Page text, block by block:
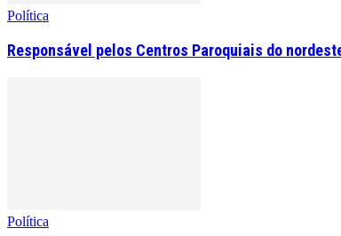
Política
Responsável pelos Centros Paroquiais do
Política